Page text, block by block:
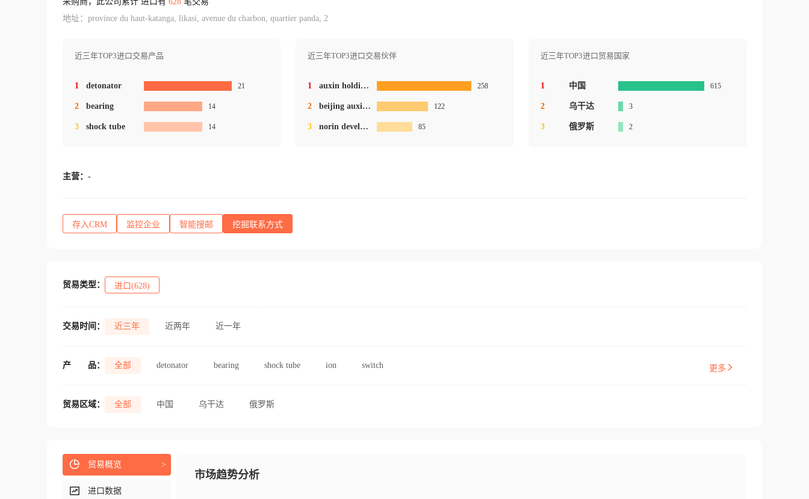
地址：province du haut-katanga, likasi, avenue du charbon, quartier panda, 2
近三年TOP3进口交易产品
1 detonator 21
2 bearing 14
3 shock tube 14
近三年TOP3进口交易伙伴
1 auxin holdings hong kong ltd. 258
2 beijing auxin chemcial technologies ltd. 122
3 norin development co.ltd. 85
近三年TOP3进口贸易国家
1 中国 615
2 乌干达 3
3 俄罗斯 2
主营： -
存入CRM 监控企业 智能搜邮 挖掘联系方式
贸易类型： 进口(628)
交易时间： 近三年 近两年 近一年
产 品： 全部 detonator bearing shock tube ion switch 更多
贸易区域： 全部 中国 乌干达 俄罗斯
市场趋势分析
贸易概览 >
进口数据